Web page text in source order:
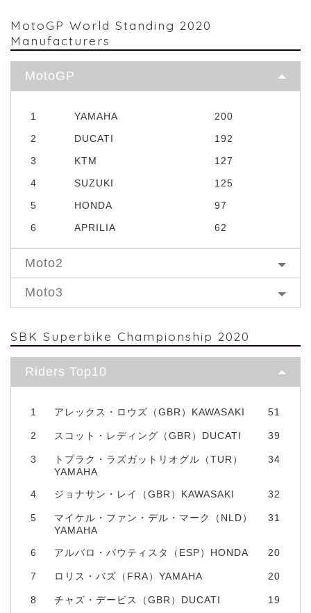
MotoGP World Standing 2020
Manufacturers
MotoGP
1 YAMAHA
200
2
DUCATI
192
3
KTM
127
4
SUZUKI
125
5
HONDA
97
6
APRILIA 62
Moto2
Moto3
SBK Superbike Championship 2020
Riders Top10
1 アレックス・ロウズ（GBR）KAWASAKI 51
2 スコット・レディング（GBR）DUCATI 39
3
トプラク・ラズガットリオグル（TUR）
YAMAHA
34
4 ジョナサン・レイ（GBR）KAWASAKI 32
5
マイケル・ファン・デル・マーク（NLD）
YAMAHA
31
6 アルバロ・バウティスタ（ESP）HONDA 20
7 ロリス・バズ（FRA）YAMAHA 20
8 チャズ・デービス（GBR）DUCATI 19